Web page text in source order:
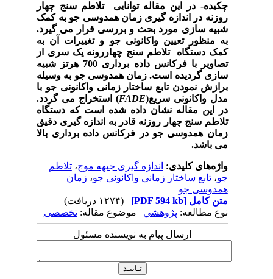
چکیده- در این مقاله توانایی تلاطم سنج چهار
روزنه در اندازه گیری زمان همدوسی جو به کمک
شبیه سازی مورد بحث و بررسی قرار می گیرد.
به منظور تعیین واکانونی جو و تغییرات آن به
کمک دستگاه تلاطم سنج چهاررونه یک سری از
تصاویر با فرکانس داده برداری 700 هرتز شبیه
سازی گردیده است. زمان همدوسی جو به وسیله
برازش نمودن تابع ساختار زمانی واکانونی جو با
مدل واکانونی سریع(FADE) استخراج می گردد.
در این مقاله نشان داده شده است که دستگاه
تلاطم سنج چهار روزنه قادر به اندازه گیری دقیق
زمان همدوسی جو در فرکانس داده برداری بالا
می باشد.
واژه‌های کلیدی:اندازه گیری جبهه موج،تلاطم
جو،تابع ساختار زمانی واکانونی جو،زمان
همدوسی جو
متن کامل[PDF 594 kb]
نوع مطالعه:پژوهشي| موضوع مقاله:تخصصی
ارسال پیام به نویسنده مسئول